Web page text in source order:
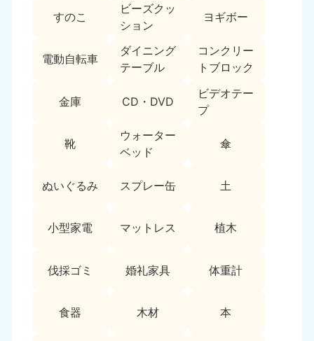
すのこ
ビーズクッ
ション
ヨギボー
電動自転車
ダイニング
テーブル
コンクリー
トブロック
金庫 CD・DVD
ビデオテー
プ
靴
ウォーター
ベッド
傘
ぬいぐるみ スプレー缶 土
小型家電 マットレス 植木
伐採ゴミ 婚礼家具 体重計
食器 木材 本
群馬県
050-1881-5267
9:00〜19:00 年中無休
中部
愛知県
9:00〜19:00 年中無休
岐阜県
050-1881-5259
9:00〜19:00 年中無休
050-1881-5256
9:00〜19:00 年中無休
050-1881-5260
9:00〜19:00 年中無休
福井県 石川県
050-1881-5262
9:00〜19:00 年中無休
050-1881-5257
9:00〜19:00 年中無休